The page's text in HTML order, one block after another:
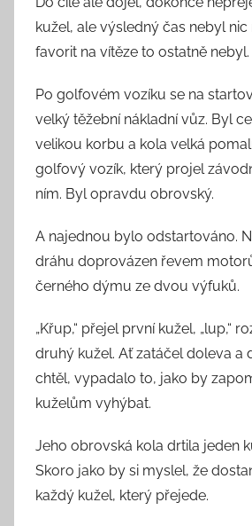
kužel, ale výsledný čas nebyl
favorit na vítěze to ostatně nebyl.
Po golfovém vozíku se na
velký těžební nákladní vůz. Byl
velikou korbu a kola velká
golfový vozík, který projel
ním. Byl opravdu obrovský.
A najednou bylo odstartováno.
dráhu doprovázen řevem
černého dýmu ze dvou výfuků.
„Křup,“ přejel první kužel, „lup,“
druhý kužel. Ať zatáčel doleva a
chtěl, vypadalo to, jako by
kuželům vyhýbat.
Jeho obrovská kola drtila jeden
Skoro jako by si myslel, že
každý kužel, který přejede.